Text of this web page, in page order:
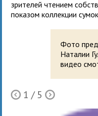
зрителей чтением
показом коллекции
Фото
Наталии
видео
Ò 1 / 5Õ